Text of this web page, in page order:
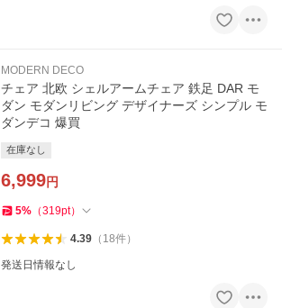
MODERN DECO
チェア 北欧 シェルアームチェア 鉄足 DAR モ
ダン モダンリビング デザイナーズ シンプル モ
ダンデコ 爆買
在庫なし
6,999円
5% （319pt）
4.39（ 18件）
発送日情報なし